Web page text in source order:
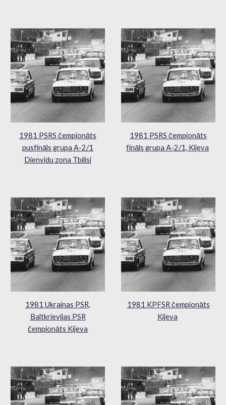
1981 PSRS čempionāts
pusfināls grupa A-2/1
Dienvidu zona Tbilisi
1981 PSRS čempionāts
fināls grupa A-2/1, Kijeva
1981 Ukrainas PSR,
Baltkrievijas PSR
čempionāts Kijeva
1981 KPFSR čempionāts
Kijeva